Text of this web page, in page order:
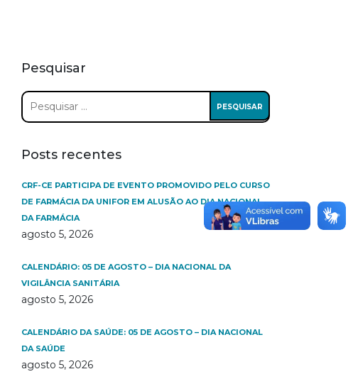
Pesquisar
Pesquisar
por:
Posts recentes
CRF-CE PARTICIPA DE EVENTO PROMOVIDO PELO CURSO
DE FARMÁCIA DA UNIFOR EM ALUSÃO AO DIA NACIONAL
DA FARMÁCIA
agosto 5, 2026
CALENDÁRIO: 05 DE AGOSTO – DIA NACIONAL DA
VIGILÂNCIA SANITÁRIA
agosto 5, 2026
CALENDÁRIO DA SAÚDE: 05 DE AGOSTO – DIA NACIONAL
DA SAÚDE
agosto 5, 2026